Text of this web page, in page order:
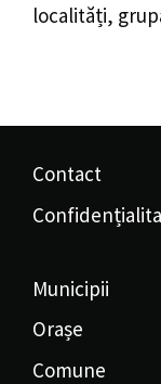
localități,
Contact
Municipii
Orașe
Comune